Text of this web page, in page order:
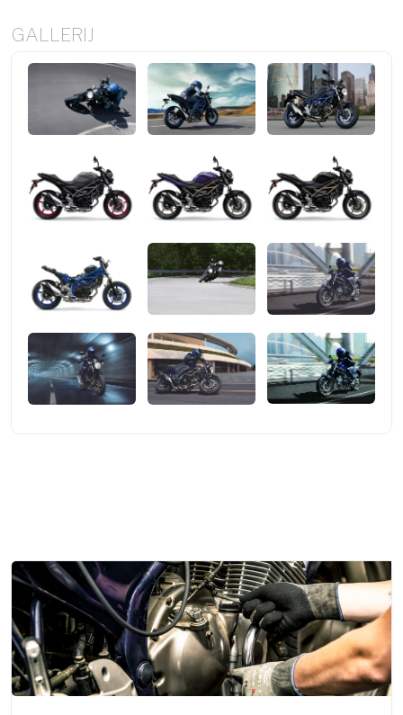
GALLERIJ